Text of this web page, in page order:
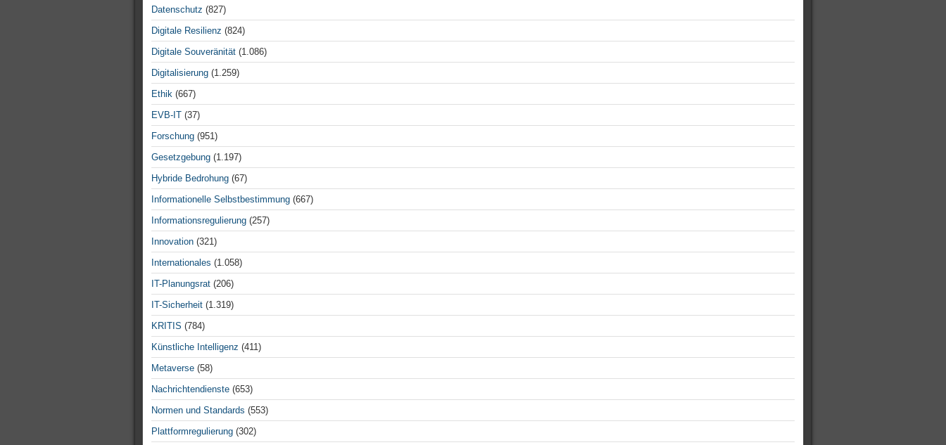
Datenschutz (827)
Digitale Resilienz (824)
Digitale Souveränität (1.086)
Digitalisierung (1.259)
Ethik (667)
EVB-IT (37)
Forschung (951)
Gesetzgebung (1.197)
Hybride Bedrohung (67)
Informationelle Selbstbestimmung (667)
Informationsregulierung (257)
Innovation (321)
Internationales (1.058)
IT-Planungsrat (206)
IT-Sicherheit (1.319)
KRITIS (784)
Künstliche Intelligenz (411)
Metaverse (58)
Nachrichtendienste (653)
Normen und Standards (553)
Plattformregulierung (302)